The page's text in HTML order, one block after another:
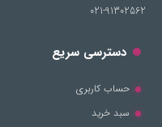
021-91302562
دسترسی سریع
حساب کاربری
سبد خرید